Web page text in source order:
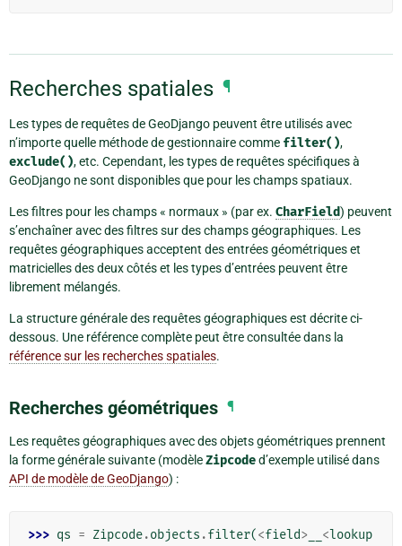
Recherches spatiales ¶
Les types de requêtes de GeoDjango peuvent être utilisés avec
n’importe quelle méthode de gestionnaire comme filter(),
exclude(), etc. Cependant, les types de requêtes spécifiques à
GeoDjango ne sont disponibles que pour les champs spatiaux.
Les filtres pour les champs « normaux » (par ex. CharField) peuvent
s’enchaîner avec des filtres sur des champs géographiques. Les
requêtes géographiques acceptent des entrées géométriques et
matricielles des deux côtés et les types d’entrées peuvent être
librement mélangés.
La structure générale des requêtes géographiques est décrite ci-
dessous. Une référence complète peut être consultée dans la
référence sur les recherches spatiales.
Recherches géométriques ¶
Les requêtes géographiques avec des objets géométriques prennent
la forme générale suivante (modèleZipcoded’exemple utilisé dans
API de modèle de GeoDjango) :
>>> qs = Zipcode.objects .filter(<field> <lookup